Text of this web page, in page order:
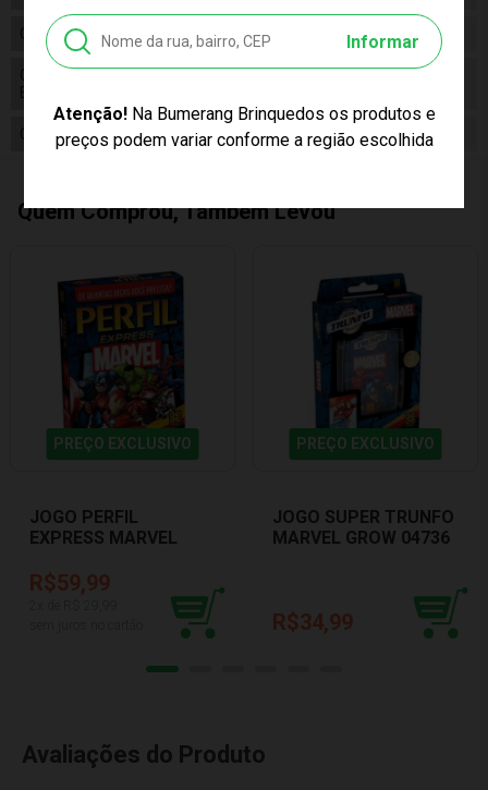
Informar
Atenção!Na Bumerang Brinquedos os produtos e
preços podem variar conforme a região escolhida
Composição Papel, Plástico
Conteúdo da
Embalagem
Cor Produto Multicor
Quem Comprou, Também Levou
PREÇO EXCLUSIVO
JOGO PERFIL
EXPRESS MARVEL
R$59,99
PREÇO EXCLUSIVO
JOGO SUPER TRUNFO
MARVEL GROW 04736
R$34,99
Avaliações do Produto